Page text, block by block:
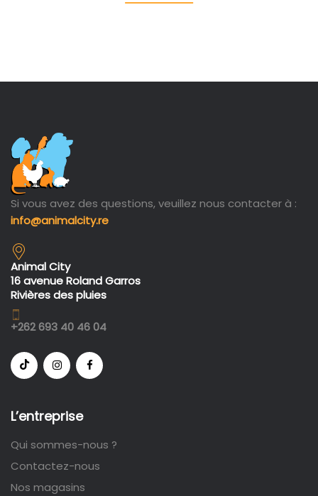
Si vous avez des questions, veuillez nous contacter à :
info@animalcity.re
Animal City
16 avenue Roland Garros
Rivières des pluies
+262 693 40 46 04
L’entreprise
Qui sommes-nous ?
Contactez-nous
Nos magasins